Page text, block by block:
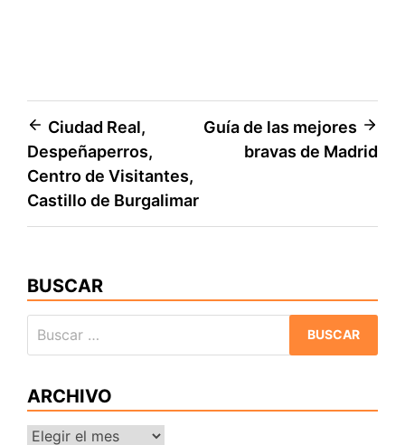
Navegación
de
entradas
Ciudad Real,
Despeñaperros,
Centro de Visitantes,
Castillo de Burgalimar
Guía de las mejores
bravas de Madrid
BUSCAR
ARCHIVO
Archivo